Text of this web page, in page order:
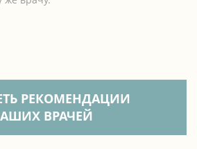
РЕКОМЕНДАЦИИ
ВРАЧЕЙ